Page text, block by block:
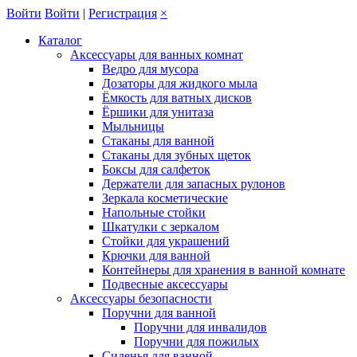
Войти Войти | Регистрация ×
Каталог
Аксессуары для ванных комнат
Ведро для мусора
Дозаторы для жидкого мыла
Ёмкость для ватных дисков
Ёршики для унитаза
Мыльницы
Стаканы для ванной
Стаканы для зубных щеток
Боксы для салфеток
Держатели для запасных рулонов
Зеркала косметические
Напольные стойки
Шкатулки с зеркалом
Стойки для украшений
Крючки для ванной
Контейнеры для хранения в ванной комнате
Подвесные аксессуары
Аксессуары безопасности
Поручни для ванной
Поручни для инвалидов
Поручни для пожилых